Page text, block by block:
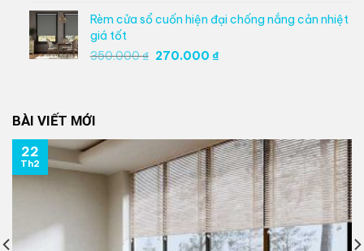
là:
350.000 ₫.
tại
là:
Rèm cửa sổ cuốn hiện đại chống nắng cản nhiệt
giá tốt
350.000₫ Giá
270.000 ₫Giá
BÀI VIẾT MỚI
22
Th2